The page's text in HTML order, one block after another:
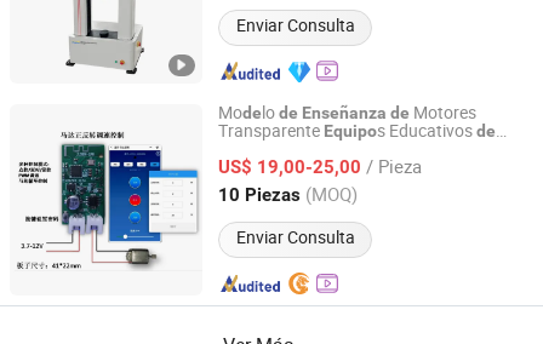
Enviar Consulta
Modelode Enseñanza de Motores
Transparente Equipos Educativosde
para Alumnos
US$ 19,00-25,00 / Pieza
10 Piezas (MOQ)
Enviar Consulta
Shenzhen Lanke Technology Co., Ltd.
Guangdong, China Desde 2022